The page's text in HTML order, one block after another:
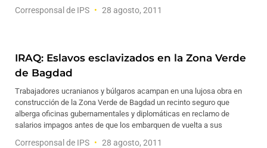
Corresponsal de IPS 28 agosto, 2011
IRAQ: Eslavos esclavizados en la Zona Verde
de Bagdad
Trabajadores ucranianos y búlgaros acampan en una lujosa obra en
construcción de la Zona Verde de Bagdad un recinto seguro que
alberga oficinas gubernamentales y diplomáticas en reclamo de
salarios impagos antes de que los embarquen de vuelta a sus
Corresponsal de IPS 28 agosto, 2011